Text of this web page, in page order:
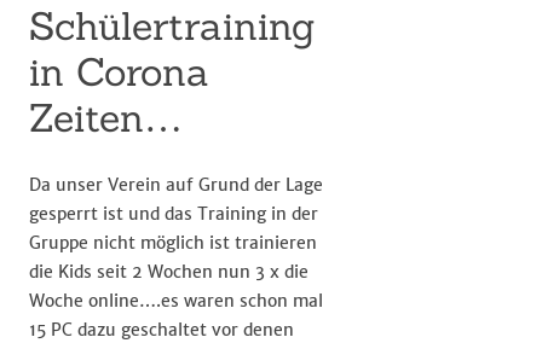
Schülertraining
in Corona
Zeiten…
Da unser Verein auf Grund der Lage
gesperrt ist und das Training in der
Gruppe nicht möglich ist trainieren
die Kids seit 2 Wochen nun 3 x die
Woche online….es waren schon mal
15 PC dazu geschaltet vor denen